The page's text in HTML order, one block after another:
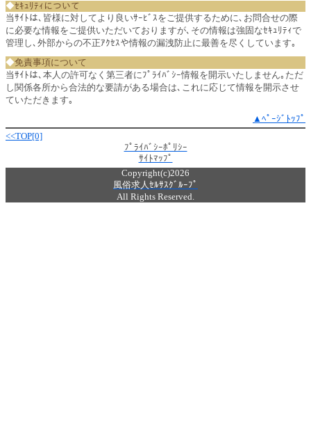
◆ｾｷｭﾘﾃｨについて
当ｻｲﾄは､皆様に対してより良いｻｰﾋﾞｽをご提供するために､お問合せの際
に必要な情報をご提供いただいておりますが､その情報は強固なｾｷｭﾘﾃｨで
管理し､外部からの不正ｱｸｾｽや情報の漏洩防止に最善を尽くしています｡
◆免責事項について
当ｻｲﾄは､本人の許可なく第三者にﾌﾟﾗｲﾊﾞｼｰ情報を開示いたしません｡ただ
し関係各所から合法的な要請がある場合は､これに応じて情報を開示させ
ていただきます｡
▲ﾍﾟｰｼﾞﾄｯﾌﾟ
<<TOP[0]
ﾌﾟﾗｲﾊﾞｼｰﾎﾟﾘｼｰ
ｻｲﾄﾏｯﾌﾟ
Copyright(c)2026
風俗求人ｾﾙｻｽｸﾞﾙｰﾌﾟ
All Rights Reserved.